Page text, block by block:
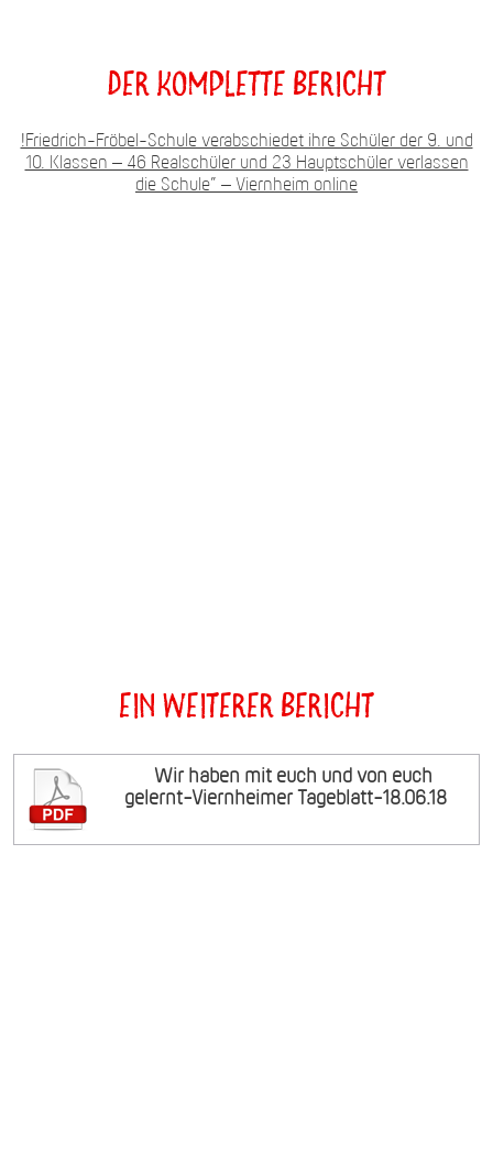
Der komplette Bericht
!Friedrich-Fröbel-Schule verabschiedet ihre Schüler der 9. und
10. Klassen – 46 Realschüler und 23 Hauptschüler verlassen
die Schule” – Viernheim online
Ein weiterer Bericht
Wir haben mit euch und von euch
gelernt-Viernheimer Tageblatt-18.06.18